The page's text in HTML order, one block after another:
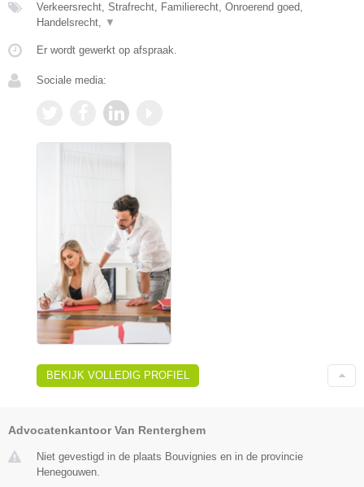
Verkeersrecht, Strafrecht, Familierecht, Onroerend goed,
Handelsrecht, ▼
Er wordt gewerkt op afspraak.
Sociale media:
BEKIJK VOLLEDIG PROFIEL
Advocatenkantoor Van Renterghem
Niet gevestigd in de plaats Bouvignies en in de provincie
Henegouwen.